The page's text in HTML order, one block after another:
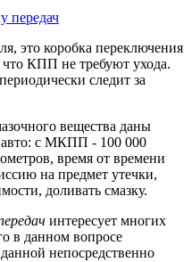
это коробка переключения
что КПП не требуют ухода.
следит за
вещества даны
авто: с МКПП - 100 000
время от времени
на предмет утечки,
доливать смазку.
интересует многих
в данном вопросе
непосредственно